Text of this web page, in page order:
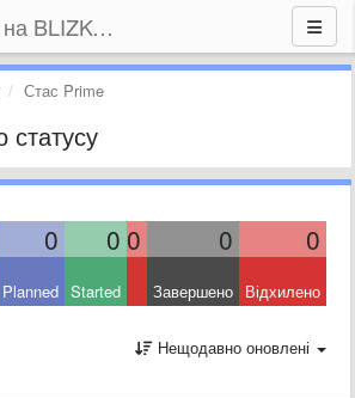
"Зимний старт на BLIZKO.ru". Конкурс компаний
Стас Prime
статусу
0 0 0 0 0
Planned Started Завершено Відхилено
Нещодавно оновлені